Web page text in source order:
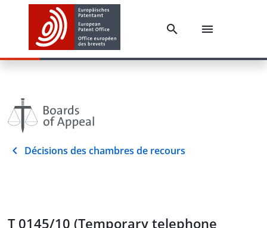
Décisions des chambres de recours
T 0145/10 (Temporary telephone